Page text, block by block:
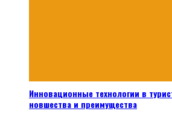
Инновационные технологии в
новшества и преимущества